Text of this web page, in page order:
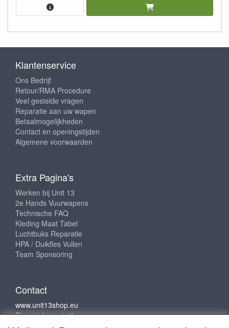
Klantenservice
Ons Bedrijf
Retour/RMA Procedure
Veel gestelde vragen
Reparatie aan uw wapen
Betaalmogelijkheden
Contact en openingstijden
Algemene voorwaarden
Extra Pagina's
Werken bij Unit 13
2e Hands Vuurwapens
Technische FAQ
Kleding Maat Tabel
Luchtbuks Reparatie
HPA / Duikfles Vullen
Team Sponsoring
Contact
www.unit13shop.eu
Thermiekstraat 12
6361 HB Nuth